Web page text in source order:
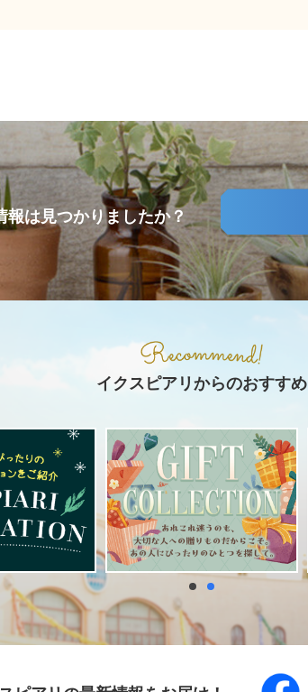
報は見つかりましたか？
イクスピアリからのおすすめ